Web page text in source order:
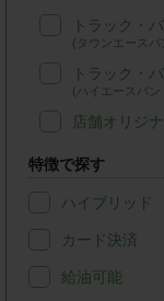
トラック・
(タウンエース
トラック・
(ハイエースバ
店舗オリジ
特徴で探す
ハイブリッド
カード決済
給油可能